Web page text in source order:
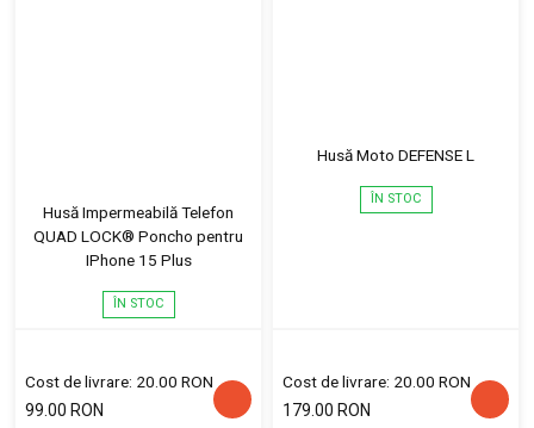
Husă Impermeabilă Telefon
QUAD LOCK® Poncho pentru
IPhone 15 Plus
ÎN STOC
Cost de livrare: 20.00 RON
99.00 RON
Husă Moto DEFENSE L
ÎN STOC
Cost de livrare: 20.00 RON
179.00 RON